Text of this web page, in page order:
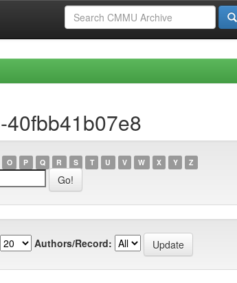
O P Q R S T U V W X Y Z
Authors/Record: